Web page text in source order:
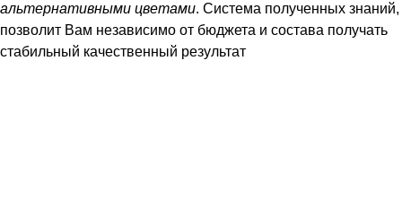
альтернативными цветами. Система полученных знаний,
позволит Вам независимо от бюджета и состава получать
стабильный качественный результат